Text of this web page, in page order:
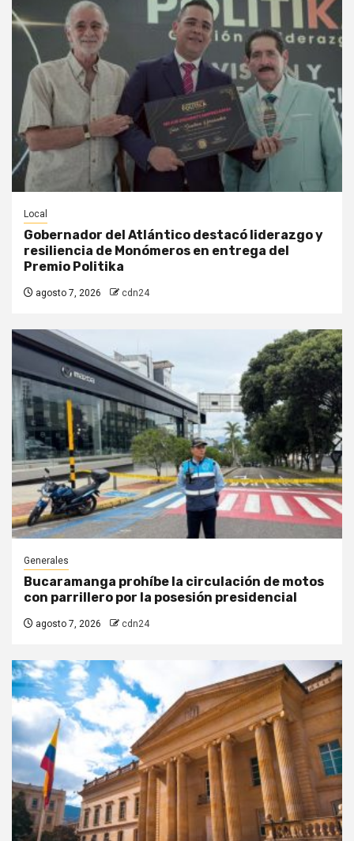
Local
Gobernador del Atlántico destacó liderazgo y
resiliencia de Monómeros en entrega del
Premio Politika
agosto 7, 2026 cdn24
Generales
Bucaramanga prohíbe la circulación de motos
con parrillero por la posesión presidencial
agosto 7, 2026 cdn24